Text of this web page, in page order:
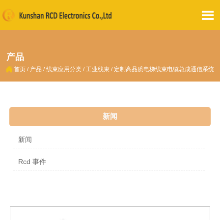

产品
 首页 / 产品 /线束应用分类 / 工业线束 / 定制高品质电梯线束电缆总成通信系统
新闻
新闻
Rcd 事件